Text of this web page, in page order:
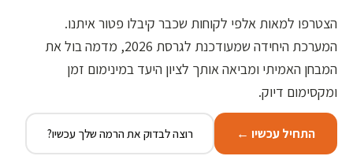
הצטרפו למאות אלפי לקוחות שכבר קיבלו פטור איתנו.
המערכת היחידה שמעודכנת לגרסת 2026, מדמה בול את
המבחן האמיתי ומביאה אותך לציון היעד במינימום זמן
ומקסימום דיוק.
התחיל עכשיו ← רוצה לבדוק את הרמה שלך עכשיו?